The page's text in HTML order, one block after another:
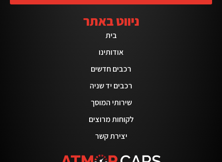
ניווט באתר
בית
אודותינו
רכבים חדשים
רכבים יד שניה
שירותי המוסך
לקוחות מרוצים
יצירת קשר